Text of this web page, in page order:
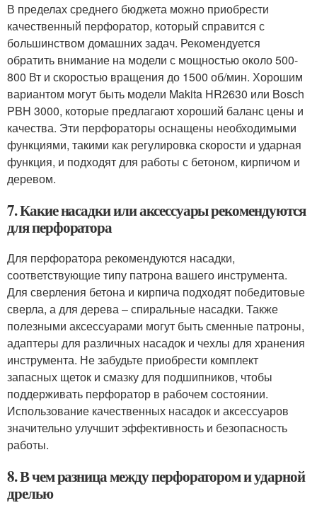
В пределах среднего бюджета можно приобрести
качественный перфоратор, который справится с
большинством домашних задач. Рекомендуется
обратить внимание на модели с мощностью около 500-
800 Вт и скоростью вращения до 1500 об/мин. Хорошим
вариантом могут быть модели Makita HR2630 или Bosch
PBH 3000, которые предлагают хороший баланс цены и
качества. Эти перфораторы оснащены необходимыми
функциями, такими как регулировка скорости и ударная
функция, и подходят для работы с бетоном, кирпичом и
деревом.
7. Какие насадки или аксессуары рекомендуются
для перфоратора
Для перфоратора рекомендуются насадки,
соответствующие типу патрона вашего инструмента.
Для сверления бетона и кирпича подходят победитовые
сверла, а для дерева – спиральные насадки. Также
полезными аксессуарами могут быть сменные патроны,
адаптеры для различных насадок и чехлы для хранения
инструмента. Не забудьте приобрести комплект
запасных щеток и смазку для подшипников, чтобы
поддерживать перфоратор в рабочем состоянии.
Использование качественных насадок и аксессуаров
значительно улучшит эффективность и безопасность
работы.
8. В чем разница между перфоратором и ударной
дрелью